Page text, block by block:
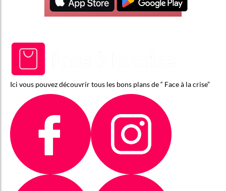
Ici vous pouvez découvrir tous les bons plans de “ Face à la crise”